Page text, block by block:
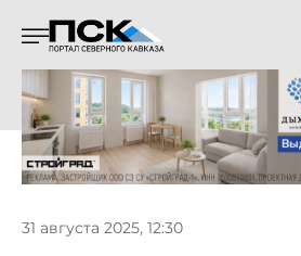
31 августа 2025, 12:30